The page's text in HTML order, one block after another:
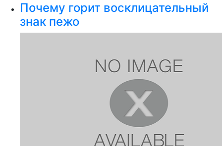
Почему горит восклицательный
знак пежо